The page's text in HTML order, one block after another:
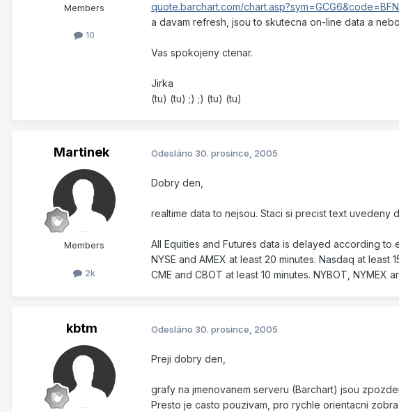
Members
10
quote.barchart.com/
a davam refresh, jsou to skutecna on-line data a
Vas spokojeny ctenar.
Jirka
(tu) (tu) ;) ;) (tu) (tu)
Martinek
Members
2k
Odesláno 30. prosince, 2005
Dobry den,
realtime data to nejsou. Staci si precist text uvedeny
All Equities and Futures data is delayed according to
NYSE and AMEX at least 20 minutes. Nasdaq at least
CME and CBOT at least 10 minutes. NYBOT, NYMEX
kbtm Odesláno 30. prosince, 2005
Preji dobry den,
grafy na jmenovanem serveru (Barchart) jsou
Presto je casto pouzivam, pro rychle orientacni